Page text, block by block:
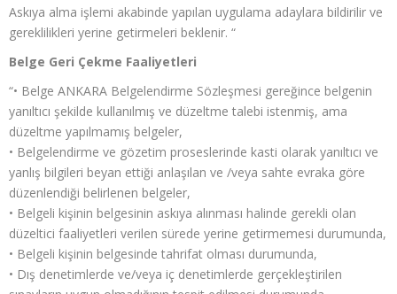
Askıya alma işlemi akabinde yapılan uygulama adaylara bildirilir ve
gereklilikleri yerine getirmeleri beklenir. “
Belge Geri Çekme Faaliyetleri
“• Belge ANKARA Belgelendirme Sözleşmesi gereğince belgenin
yanıltıcı şekilde kullanılmış ve düzeltme talebi istenmiş, ama
düzeltme yapılmamış belgeler,
• Belgelendirme ve gözetim proseslerinde kasti olarak yanıltıcı ve
yanlış bilgileri beyan ettiği anlaşılan ve /veya sahte evraka göre
düzenlendiği belirlenen belgeler,
• Belgeli kişinin belgesinin askıya alınması halinde gerekli olan
düzeltici faaliyetleri verilen sürede yerine getirmemesi durumunda,
• Belgeli kişinin belgesinde tahrifat olması durumunda,
• Dış denetimlerde ve/veya iç denetimlerde gerçekleştirilen